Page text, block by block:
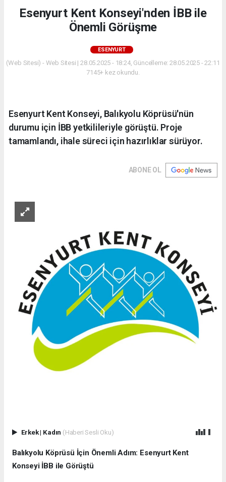
Esenyurt Kent Konseyi'nden İBB ile
Önemli Görüşme
ESENYURT
(Web Sitesi) - Web Sitesi | 28.05.2025 - 18:24, Güncelleme: 28.05.2025 - 22:11
7145+ kez okundu.
Esenyurt Kent Konseyi, Balıkyolu Köprüsü'nün
durumu için İBB yetkilileriyle görüştü. Proje
tamamlandı, ihale süreci için hazırlıklar sürüyor.
ABONE OL
Erkek| Kadın (Haberi Sesli Oku)
Balıkyolu Köprüsü İçin Önemli Adım: Esenyurt Kent
Konseyi İBB ile Görüştü